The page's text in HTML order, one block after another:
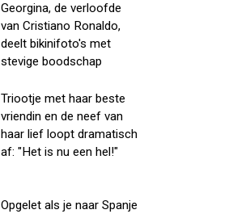
Georgina, de verloofde
van Cristiano Ronaldo,
deelt bikinifoto's met
stevige boodschap
Triootje met haar beste
vriendin en de neef van
haar lief loopt dramatisch
af: "Het is nu een hel!"
Opgelet als je naar Spanje